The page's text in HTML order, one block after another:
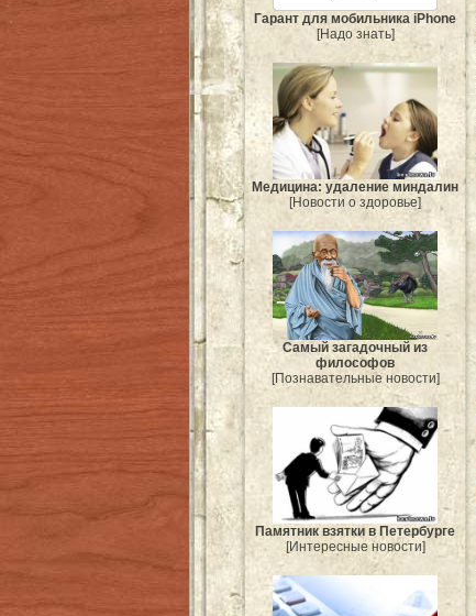
Гарант для мобильника iPhone
[Надо знать]
Медицина: удаление миндалин
[Новости о здоровье]
Самый загадочный из
философов
[Познавательные новости]
Памятник взятки в Петербурге
[Интересные новости]